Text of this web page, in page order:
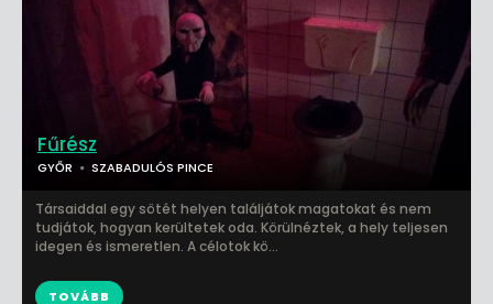
Fűrész
GYŐR SZABADULÓS PINCE
Társaiddal egy sötét helyen találjátok magatokat és nem
tudjátok, hogyan kerültetek oda. Körülnéztek, a hely teljesen
idegen és ismeretlen. A célotok kö...
TOVÁBB